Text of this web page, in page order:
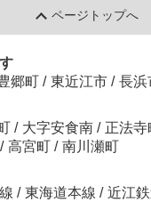
ページトップへ
郷町 / 東近江市 / 長浜
/ 大字安食南 / 正法寺
/ 高宮町 / 南川瀬町
/ 東海道本線 / 近江